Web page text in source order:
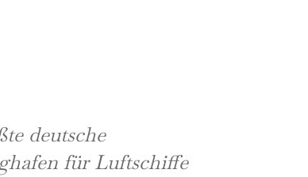
deutsche
für Luftschiffe